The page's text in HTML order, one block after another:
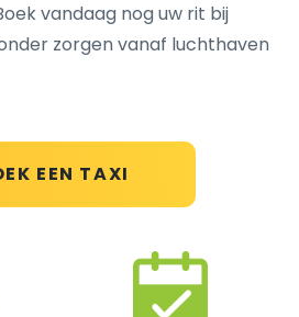
EEN TAXI
vandaag nog uw rit bij
zorgen vanaf luchthaven